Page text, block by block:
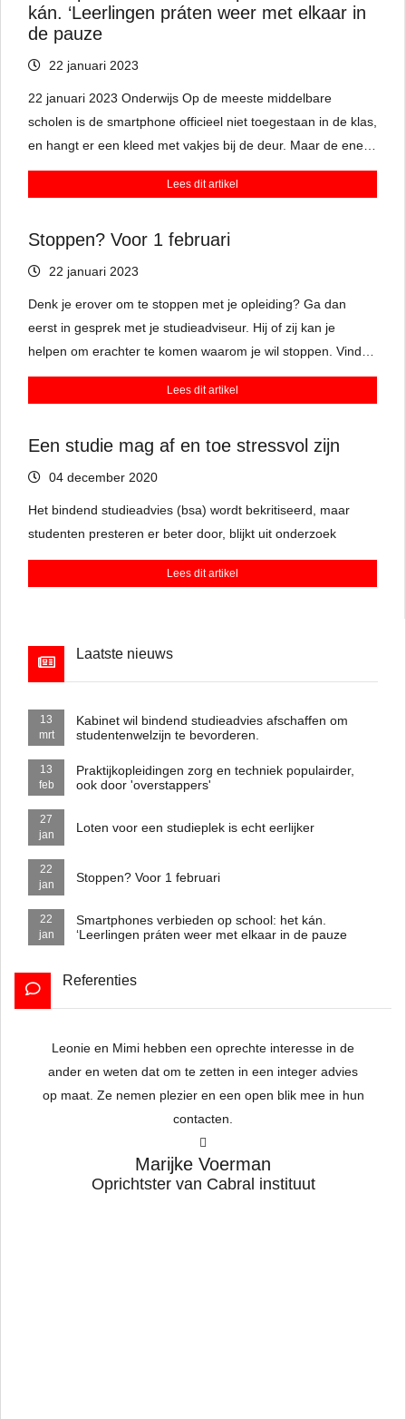
kán. ‘Leerlingen práten weer met elkaar in
de pauze
22 januari 2023
22 januari 2023 Onderwijs Op de meeste middelbare
scholen is de smartphone officieel niet toegestaan in de klas,
en hangt er een kleed met vakjes bij de deur. Maar de ene
leraar is wat consequenter dan de ander. De VO-raad
zwengelt de discussie aan: ‘In sommige lessen bieden ze
Lees dit artikel
Stoppen? Voor 1 februari
22 januari 2023
Denk je erover om te stoppen met je opleiding? Ga dan
eerst in gesprek met je studieadviseur. Hij of zij kan je
helpen om erachter te komen waarom je wil stoppen. Vind je
de vakken niet leuk? Of past het niveau toch niet bij je?
Misschien is er een oplossing te vinden binnen de opleiding
Lees dit artikel
Een studie mag af en toe stressvol zijn
04 december 2020
Het bindend studieadvies (bsa) wordt bekritiseerd, maar
studenten presteren er beter door, blijkt uit onderzoek
Lees dit artikel
Laatste nieuws
Kabinet wil bindend studieadvies afschaffen om
studentenwelzijn te bevorderen.
13
mrt
Praktijkopleidingen zorg en techniek populairder,
ook door 'overstappers'
13
feb
Loten voor een studieplek is echt eerlijker
27
jan
Stoppen? Voor 1 februari
22
jan
Smartphones verbieden op school: het kán.
‘Leerlingen práten weer met elkaar in de pauze
22
jan
Referenties
Leonie en Mimi hebben een oprechte interesse in de
ander en weten dat om te zetten in een integer advies
op maat. Ze nemen plezier en een open blik mee in hun
contacten.
Marijke Voerman
Oprichtster van Cabral instituut